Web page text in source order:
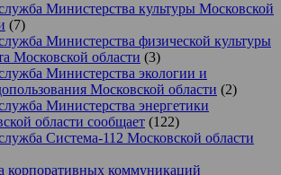
Министерства культуры Московской
(7)
Министерства физической культуры
Московской области (3)
Министерства экологии и
Московской области (2)
Министерства энергетики
области сообщает (122)
Система-112 Московской области
корпоративных коммуникаций